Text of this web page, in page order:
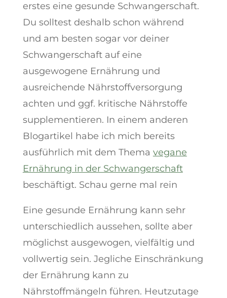
erstes eine gesunde Schwangerschaft.
Du solltest deshalb schon während
und am besten sogar vor deiner
Schwangerschaft auf eine
ausgewogene Ernährung und
ausreichende Nährstoffversorgung
achten und ggf. kritische Nährstoffe
supplementieren. In einem anderen
Blogartikel habe ich mich bereits
ausführlich mit dem Thema vegane
Ernährung in der Schwangerschaft
beschäftigt. Schau gerne mal rein
Eine gesunde Ernährung kann sehr
unterschiedlich aussehen, sollte aber
möglichst ausgewogen, vielfältig und
vollwertig sein. Jegliche Einschränkung
der Ernährung kann zu
Nährstoffmängeln führen. Heutzutage